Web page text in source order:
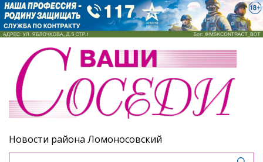
Новости района Ломоносовский